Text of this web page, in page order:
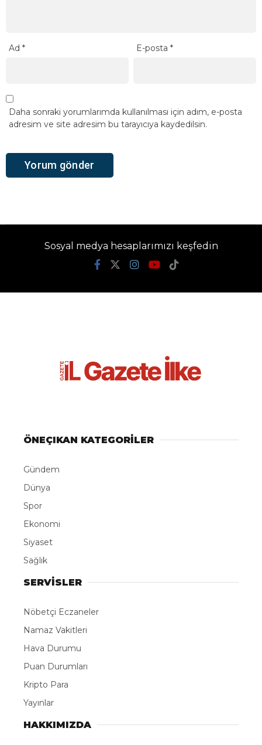
Ad * E-posta*
Daha sonraki yorumlarımda kullanılması için adım, e-posta
adresim ve site adresim bu tarayıcıya kaydedilsin.
Sosyal medya hesaplarımızı keşfedin
ÖNEÇIKAN KATEGORİLER
Gündem
Dünya
Spor
Ekonomi
Siyaset
Sağlık
SERVİSLER
Nöbetçi Eczaneler
Namaz Vakitleri
Hava Durumu
Puan Durumları
Kripto Para
Yayınlar
HAKKIMIZDA